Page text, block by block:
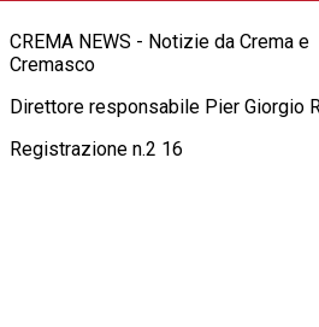
CREMA NEWS - Notizie da Crema e
Cremasco
Direttore responsabile Pier Giorgio
Registrazione n.2 16